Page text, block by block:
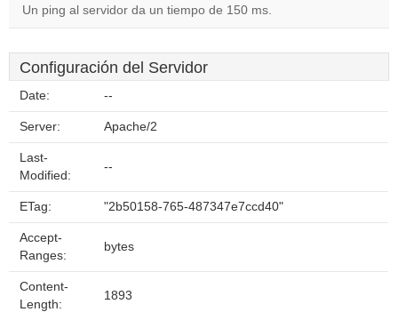
Un ping al servidor da un tiempo de 150 ms.
Configuración del Servidor
Date: --
Server: Apache/2
Last-
Modified:
--
ETag: "2b50158-765-487347e7ccd40"
Accept-
Ranges:
bytes
Content-
Length:
1893